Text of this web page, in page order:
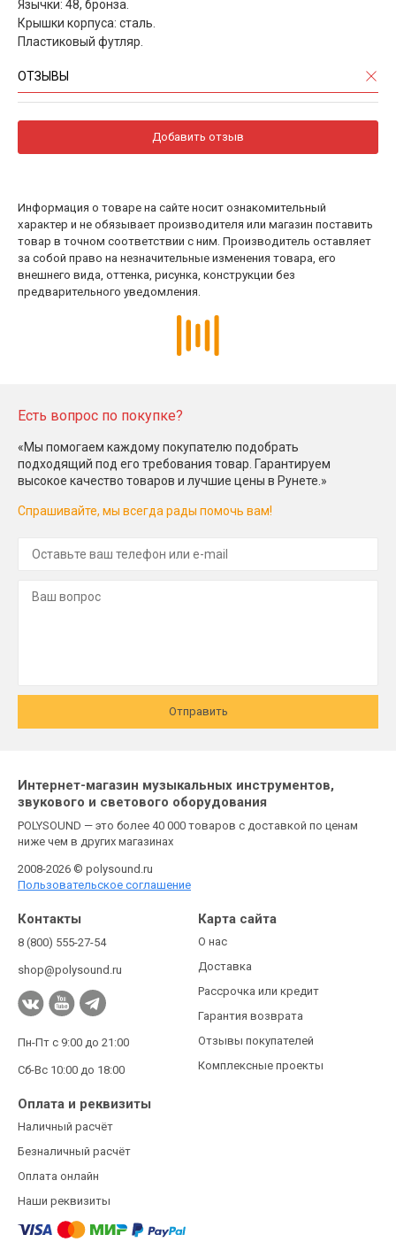
Язычки: 48, бронза.
Крышки корпуса: сталь.
Пластиковый футляр.
ОТЗЫВЫ
Добавить отзыв
Информация о товаре на сайте носит ознакомительный
характер и не обязывает производителя или магазин поставить
товар в точном соответствии с ним. Производитель оставляет
за собой право на незначительные изменения товара, его
внешнего вида, оттенка, рисунка, конструкции без
предварительного уведомления.
Есть вопрос по покупке?
«Мы помогаем каждому покупателю подобрать
подходящий под его требования товар. Гарантируем
высокое качество товаров и лучшие цены в Рунете.»
Спрашивайте, мы всегда рады помочь вам!
Отправить
Интернет-магазин музыкальных инструментов,
звукового и светового оборудования
POLYSOUND — это более 40 000 товаров с доставкой по ценам
ниже чем в других магазинах
2008-2026 © polysound.ru
Пользовательское соглашение
Контакты
8 (800) 555-27-54
shop@polysound.ru
Пн-Пт с 9:00 до 21:00
Сб-Вс 10:00 до 18:00
Карта сайта
О нас
Доставка
Рассрочка или кредит
Гарантия возврата
Отзывы покупателей
Комплексные проекты
Оплата и реквизиты
Наличный расчёт
Безналичный расчёт
Оплата онлайн
Наши реквизиты